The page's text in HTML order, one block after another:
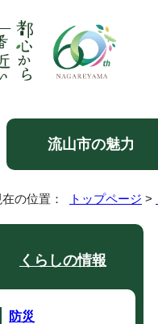
流山市の魅力
在の位置： トップページ >
くらしの情報
防災